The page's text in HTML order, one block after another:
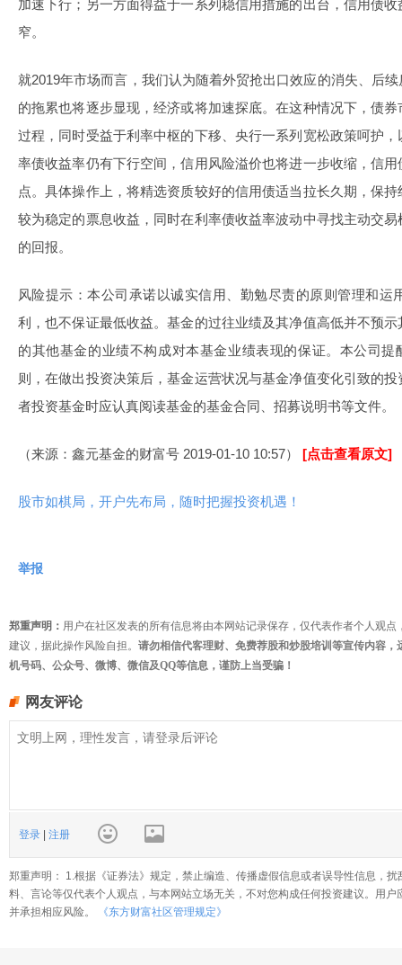
加速下行；另一方面得益于一系列稳信用措施的出台，信用债
窄。
就2019年市场而言，我们认为随着外贸抢出口效应的消失、后续
的拖累也将逐步显现，经济或将加速探底。在这种情况下，债
过程，同时受益于利率中枢的下移、央行一系列宽松政策呵护
率债收益率仍有下行空间，信用风险溢价也将进一步收缩，信
点。具体操作上，将精选资质较好的信用债适当拉长久期，保
较为稳定的票息收益，同时在利率债收益率波动中寻找主动交
的回报。
风险提示：本公司承诺以诚实信用、勤勉尽责的原则管理和运
利，也不保证最低收益。基金的过往业绩及其净值高低并不预
的其他基金的业绩不构成对本基金业绩表现的保证。本公司提
则，在做出投资决策后，基金运营状况与基金净值变化引致的
者投资基金时应认真阅读基金的基金合同、招募说明书等文件。
（来源：鑫元基金的财富号 2019-01-10 10:57） [点击查看原文]
股市如棋局，开户先布局，随时把握投资机遇！
举报
郑重声明： 用户在社区发表的所有信息将由本网站记录保存，仅代表作者个人观
建议，据此操作风险自担。 请勿相信代客理财、免费荐股和炒股培训等宣传内容
机号码、公众号、微博、微信及QQ等信息，谨防上当受骗！
网友评论
登录 注册
郑重声明： 1.根据《证券法》规定，禁止编造、传播虚假信息或者误导性信息，
料、言论等仅代表个人观点，与本网站立场无关，不对您构成任何投资建议。用
并承担相应风险。
《东方财富社区管理规定》